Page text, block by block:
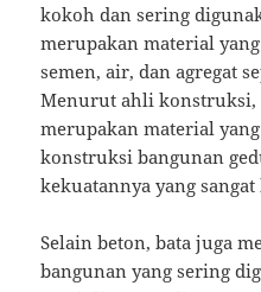
kokoh dan sering
merupakan material
semen, air, dan agregat
Menurut ahli konstruksi,
merupakan material
konstruksi bangunan
kekuatannya yang sangat
Selain beton, bata juga
bangunan yang sering